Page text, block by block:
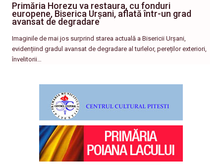
Primăria Horezu va restaura, cu fonduri
europene, Biserica Urșani, aflată într-un grad
avansat de degradare
Imaginile de mai jos surprind starea actuală a Bisericii Urșani,
evidențiind gradul avansat de degradare al turlelor, pereților exteriori,
învelitorii…